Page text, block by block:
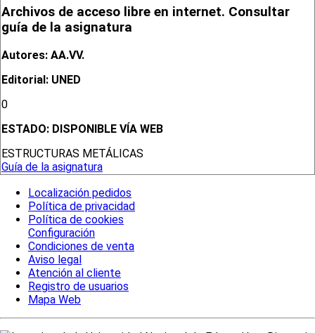
Archivos de acceso libre en internet. Consultar
guía de la asignatura
Autores: AA.VV.
Editorial: UNED
0
ESTADO: DISPONIBLE VÍA WEB
ESTRUCTURAS METÁLICAS
Guía de la asignatura
Localización pedidos
Política de privacidad
Política de cookies
Configuración
Condiciones de venta
Aviso legal
Atención al cliente
Registro de usuarios
Mapa Web